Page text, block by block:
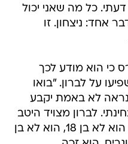
כל מה שאני יכול
אחד: ניצחון. זו
כי הוא מודע לכך
על לברון. "בואו
לא באמת יקבע
לברון מצויד היטב
כדי לקבל את ההחלטה הזו. הוא לא בן 18, הוא לא בן